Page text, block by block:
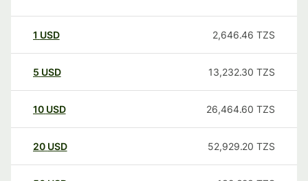
1 USD 2,646.46 TZS
5 USD 13,232.30 TZS
10 USD 26,464.60 TZS
20 USD 52,929.20 TZS